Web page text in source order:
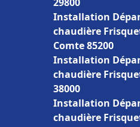
Installation
chaudière
Comte 85200
Installation
chaudière
38000
Installation
chaudière